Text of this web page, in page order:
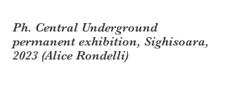
Ph. Central Underground
permanent exhibition, Sighisoara,
2023 (Alice Rondelli)